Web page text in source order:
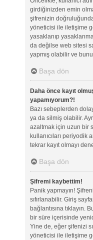
girdiğinizden emin
şifrenizin
yöneticisi ile iletişime
yasaklanıp
da değilse web sitesi
yapmış olabilir ve
Başa dön
Daha önce kayıt
yapamıyorum?!
Bazı sebeplerden
ya da silmiş olabilir.
azaltmak için uzun bir
kullanıcıları periyodik
tekrar kayıt olmayı
Başa dön
Şifremi kaybettim!
Panik yapmayın!
sıfırlanabilir. Giriş
bağlantısına tıklayın.
bir süre içerisinde
Yine de, eğer şifenizi
yöneticisi ile iletişime